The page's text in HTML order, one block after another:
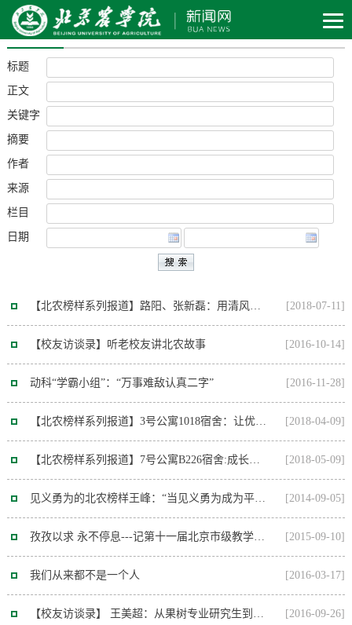
搜索结果
标题
正文
关键字
摘要
作者
来源
栏目
日期
[2018-07-11]
【北农榜样系列报道】路阳、张新磊：用清风助燃学习物理的小火苗
[2016-10-14]
【校友访谈录】听老校友讲北农故事
[2016-11-28]
动科“学霸小组”：“万事难敌认真二字”
[2018-04-09]
【北农榜样系列报道】3号公寓1018宿舍：让优秀成为一种习惯
[2018-05-09]
【北农榜样系列报道】7号公寓B226宿舍:成长路上相伴 在各自的位置绽放光芒
[2014-09-05]
见义勇为的北农榜样王峰：“当见义勇为成为平常事，就不会有人敢做坏事了”
[2015-09-10]
孜孜以求 永不停息---记第十一届北京市级教学名师陈娆教授
[2016-03-17]
我们从来都不是一个人
[2016-09-26]
【校友访谈录】 王美超：从果树专业研究生到电商达人